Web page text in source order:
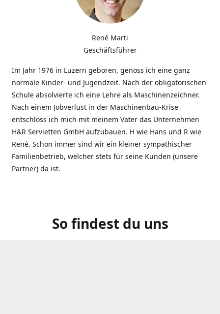
René Marti
Geschäftsführer
Im Jahr 1976 in Luzern geboren, genoss ich eine ganz
normale Kinder- und Jugendzeit. Nach der obligatorischen
Schule absolvierte ich eine Lehre als Maschinenzeichner.
Nach einem Jobverlust in der Maschinenbau-Krise
entschloss ich mich mit meinem Vater das Unternehmen
H&R Servietten GmbH aufzubauen. H wie Hans und R wie
René. Schon immer sind wir ein kleiner sympathischer
Familienbetrieb, welcher stets für seine Kunden (unsere
Partner) da ist.
So findest du uns